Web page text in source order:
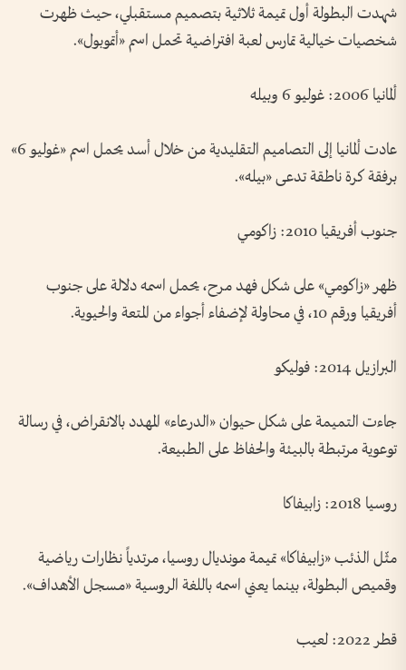
شهدت البطولة أول تميمة ثلاثية بتصميم مستقبلي، حيث ظهرت
شخصيات خيالية تمارس لعبة افتراضية تحمل اسم «أتموبول».
ألمانيا 2006: غوليو 6 وبيله
عادت ألمانيا إلى التصاميم التقليدية من خلال أسد يحمل اسم «غوليو 6»
برفقة كرة ناطقة تدعى «بيله».
جنوب أفريقيا 2010: زاكومي
ظهر «زاكومي» على شكل فهد مرح، يحمل اسمه دلالة على جنوب
أفريقيا ورقم 10، في محاولة لإضفاء أجواء من المتعة والحيوية.
البرازيل 2014: فوليكو
جاءت التميمة على شكل حيوان «الدرعاء» المهدد بالانقراض، في رسالة
توعوية مرتبطة بالبيئة والحفاظ على الطبيعة.
روسيا 2018: زابيفاكا
مثّل الذئب «زابيفاكا» تميمة مونديال روسيا، مرتدياً نظارات رياضية
وقميص البطولة، بينما يعني اسمه باللغة الروسية «مسجل الأهداف».
قطر 2022: لعيب